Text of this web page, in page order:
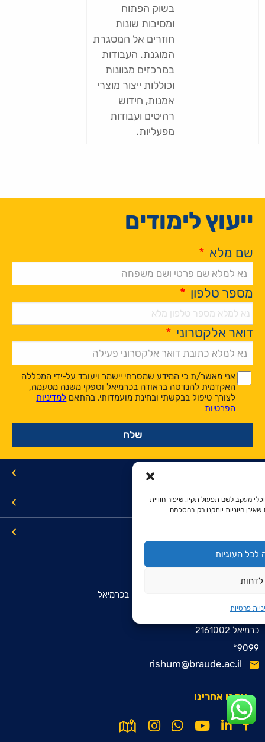
מעקב לשם תפעול תקין, שיפור חוויית
חיוניות יותקנו רק בהסכמה.
העוגיות
לדחות
פרטיות
בשוק הפתוח
ומסיבות שונות
חוזרים אל המסגרת
המוגנת. העבודות
במרכזים מגוונות
וכוללות ייצור מוצרי
אמנות, חידוש
רהיטים ועבודות
מפעליות.
ייעוץ לימודים
שם מלא *
מספר טלפון *
דואר אלקטרוני *
*
*
אני מאשר/ת כי המידע שמסרתי יישמר ויעובד על-ידי המכללה
האקדמית להנדסה בראודה בכרמיאל וספקי משנה מטעמה,
לצורך טיפול בבקשתי ובחינת מועמדותי, בהתאם למדיניות
הפרטיות
Alternative:
תואר שני
מרכז מידע והרשמה מועמדים
המכללה האקדמית להנדסה בראודה בכרמיאל
רח' סנונית 51, ת.ד. 78
כרמיאל 2161002
9099*
rishum@braude.ac.il
עקבו אחרינו